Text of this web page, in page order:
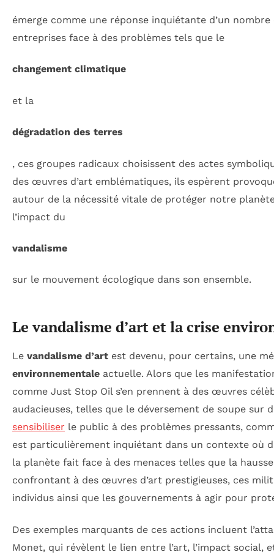
émerge comme une réponse inquiétante d’un
entreprises face à des problèmes tels que le
changement climatique
et la
dégradation des terres
, ces groupes radicaux choisissent des actes
des œuvres d’art emblématiques, ils espèrent
autour de la nécessité vitale de protéger notre
l’impact du
vandalisme
sur le mouvement écologique dans son ensemble.
Le vandalisme d’art et la crise
Le vandalisme d’art est devenu, pour certains, une
environnementale actuelle. Alors que les
comme Just Stop Oil s’en prennent à des œuvres
audacieuses, telles que le déversement de soupe sur
sensibiliser le public à des problèmes pressants,
est particulièrement inquiétant dans un contexte où
la planète fait face à des menaces telles que la
confrontant à des œuvres d’art prestigieuses, ces
individus ainsi que les gouvernements à agir pour
Des exemples marquants de ces actions incluent
Monet, qui révèlent le lien entre l’art, l’impact social,